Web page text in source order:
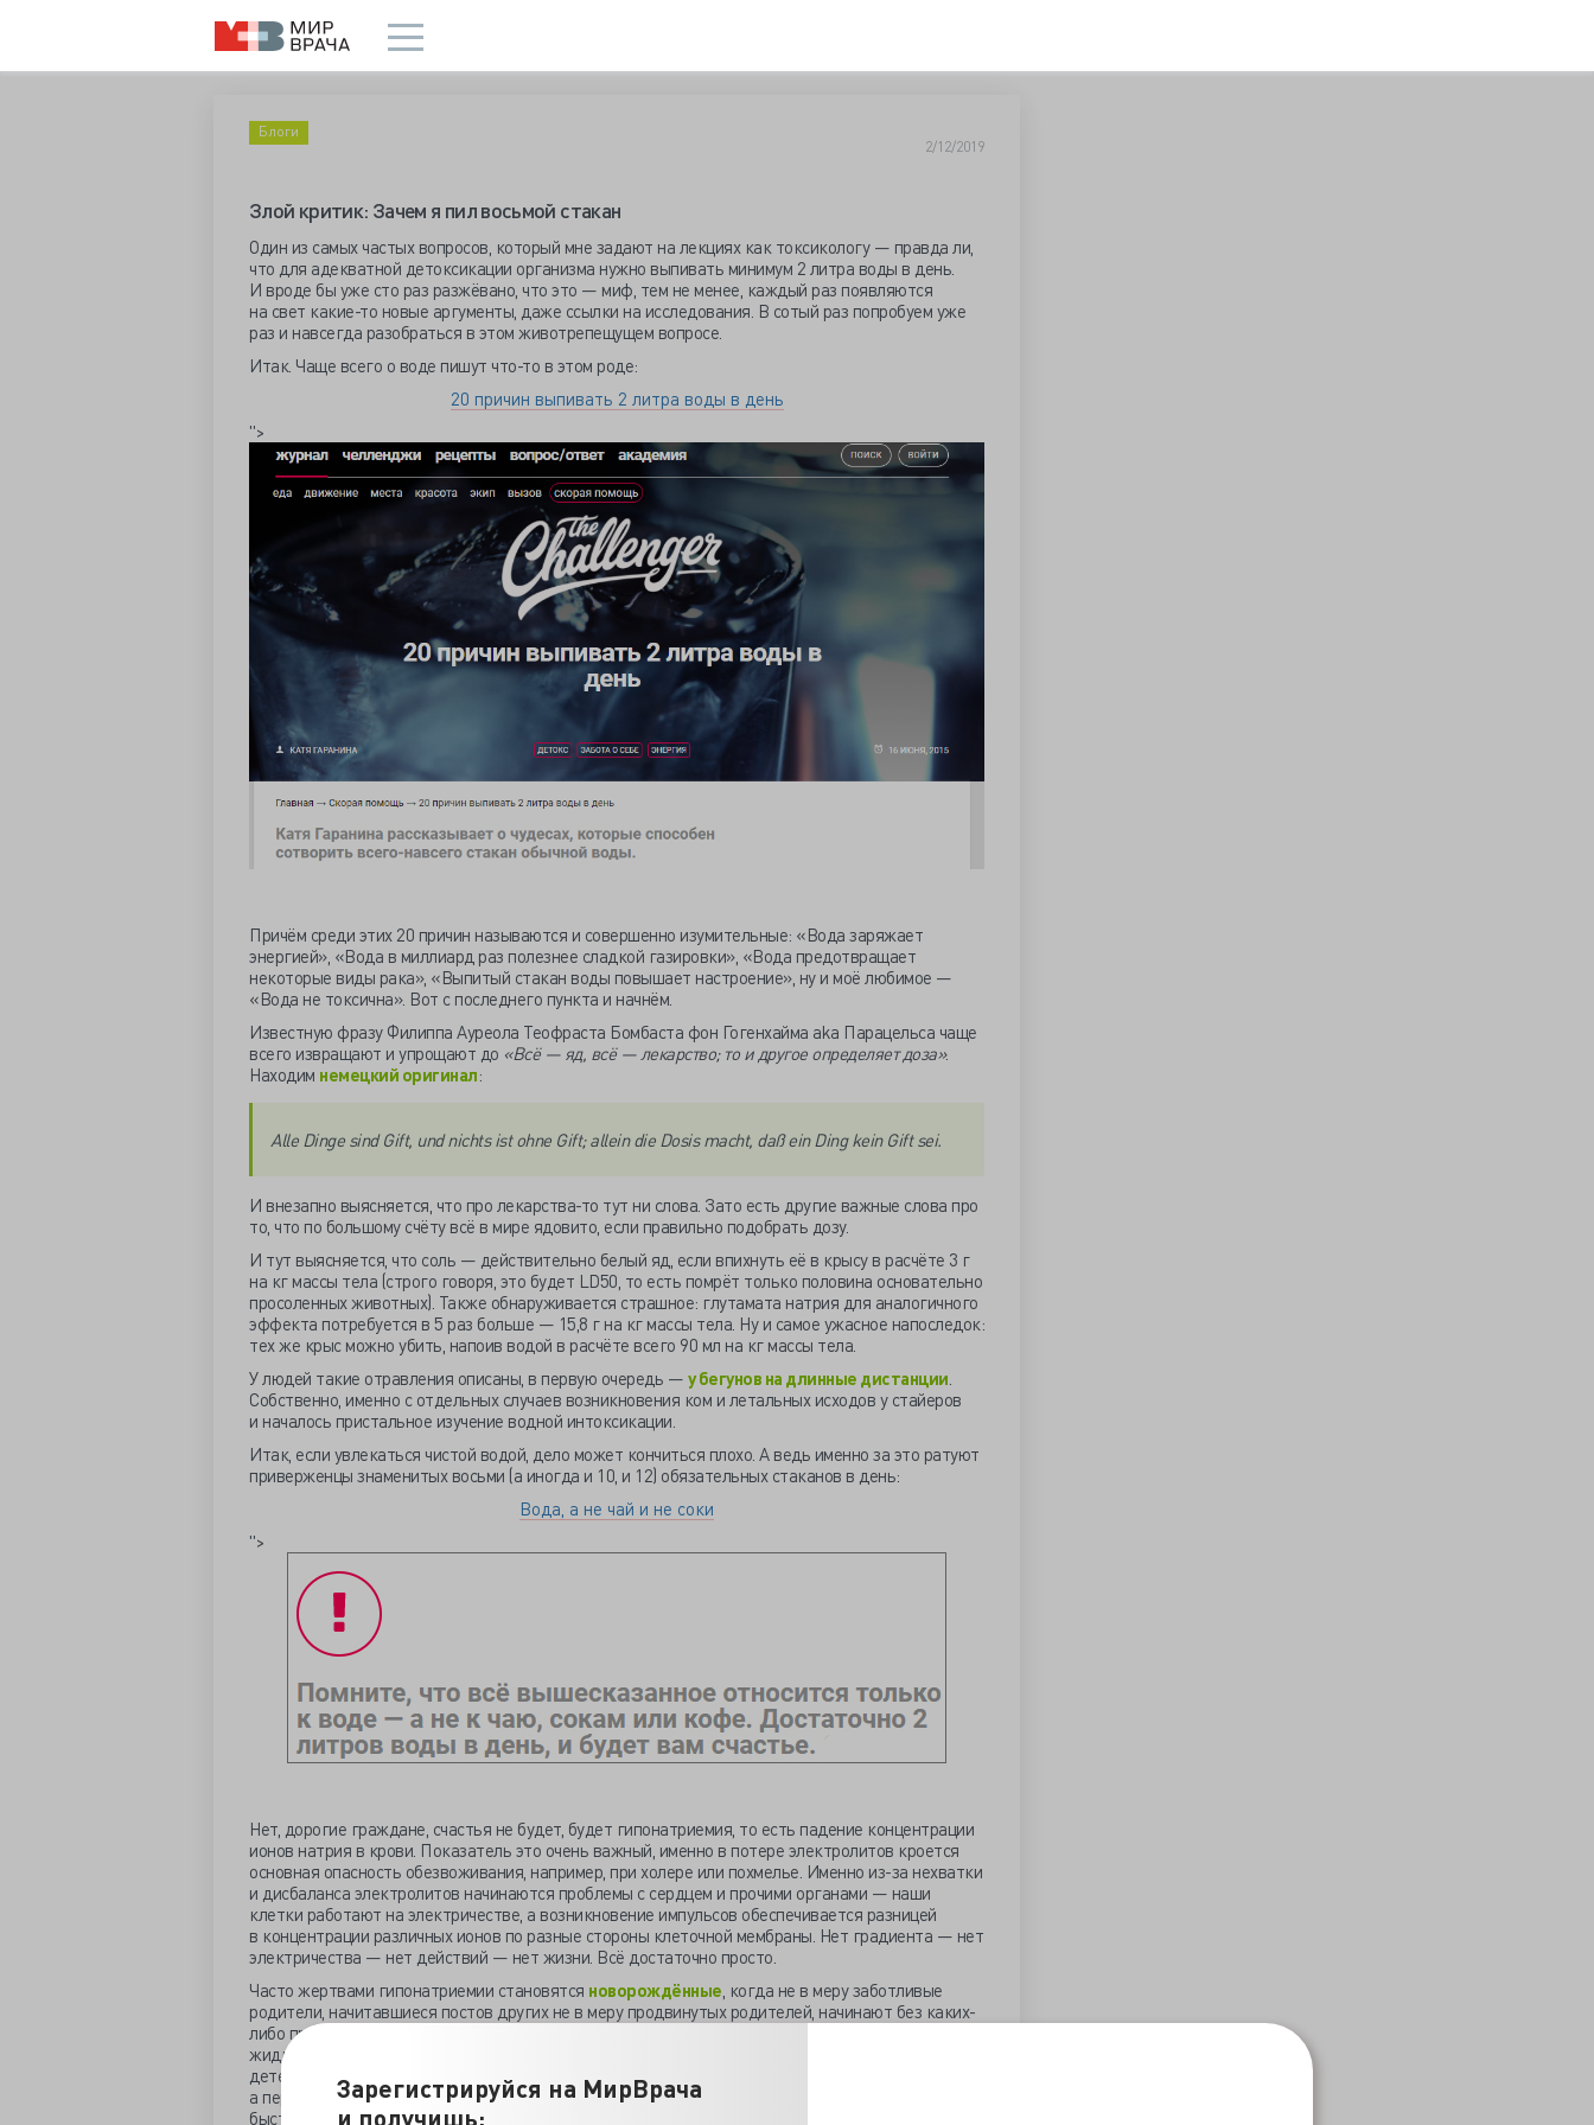
Зарегистрируйся на МирВрача
и получишь:
Блоги
2/12/2019
Злой критик: Зачем я пил восьмой стакан
Один из самых частых вопросов, который мне задают на лекциях как токсикологу — правда ли,
что для адекватной детоксикации организма нужно выпивать минимум 2 литра воды в день.
И вроде бы уже сто раз разжёвано, что это — миф, тем не менее, каждый раз появляются
на свет какие-то новые аргументы, даже ссылки на исследования. В сотый раз попробуем уже
раз и навсегда разобраться в этом животрепещущем вопросе.
Итак. Чаще всего о воде пишут что-то в этом роде:
20 причин выпивать 2 литра воды в день
">
Причём среди этих 20 причин называются и совершенно изумительные: «Вода заряжает
энергией», «Вода в миллиард раз полезнее сладкой газировки», «Вода предотвращает
некоторые виды рака», «Выпитый стакан воды повышает настроение», ну и моё любимое —
«Вода не токсична». Вот с последнего пункта и начнём.
Известную фразу Филиппа Ауреола Теофраста Бомбаста фон Гогенхайма aka Парацельса чаще
всего извращают и упрощают до «Всё — яд, всё — лекарство; то и другое определяет доза».
Находим немецкий оригинал:
Alle Dinge sind Gift, und nichts ist ohne Gift; allein die Dosis macht, daß ein Ding kein Gift sei.
И внезапно выясняется, что про лекарства-то тут ни слова. Зато есть другие важные слова про
то, что по большому счёту всё в мире ядовито, если правильно подобрать дозу.
И тут выясняется, что соль — действительно белый яд, если впихнуть её в крысу в расчёте 3 г
на кг массы тела (строго говоря, это будет LD50, то есть помрёт только половина основательно
просоленных животных). Также обнаруживается страшное: глутамата натрия для аналогичного
эффекта потребуется в 5 раз больше — 15,8 г на кг массы тела. Ну и самое ужасное напоследок:
тех же крыс можно убить, напоив водой в расчёте всего 90 мл на кг массы тела.
У людей такие отравления описаны, в первую очередь — у бегунов на длинные дистанции.
Собственно, именно с отдельных случаев возникновения ком и летальных исходов у стайеров
и началось пристальное изучение водной интоксикации.
Итак, если увлекаться чистой водой, дело может кончиться плохо. А ведь именно за это ратуют
приверженцы знаменитых восьми (а иногда и 10, и 12) обязательных стаканов в день:
Вода, а не чай и не соки
">
Нет, дорогие граждане, счастья не будет, будет гипонатриемия, то есть падение концентрации
ионов натрия в крови. Показатель это очень важный, именно в потере электролитов кроется
основная опасность обезвоживания, например, при холере или похмелье. Именно из-за нехватки
и дисбаланса электролитов начинаются проблемы с сердцем и прочими органами — наши
клетки работают на электричестве, а возникновение импульсов обеспечивается разницей
в концентрации различных ионов по разные стороны клеточной мембраны. Нет градиента — нет
электричества — нет действий — нет жизни. Всё достаточно просто.
Часто жертвами гипонатриемии становятся новорождённые, когда не в меру заботливые
родители, начитавшиеся постов других не в меру продвинутых родителей, начинают без каких-
либо причин допаивать ребёнка большим количеством воды. Ещё один источник лишней
жидкости — чрезвычайно популярные
детей чуть ли не с 1—2 месяцев. Заглатывание воды происходит непроизвольно,
а передозировка, точнее, критическое падение уровня натрия в крови, может произойти очень
быстро: судороги, повреждение мозга, кома,